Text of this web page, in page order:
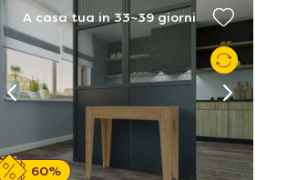
A casa tua in 33~39 giorni
60%